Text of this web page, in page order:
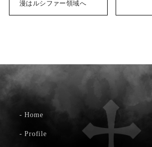
漫はルシファー領域へ
-Home
-Profile